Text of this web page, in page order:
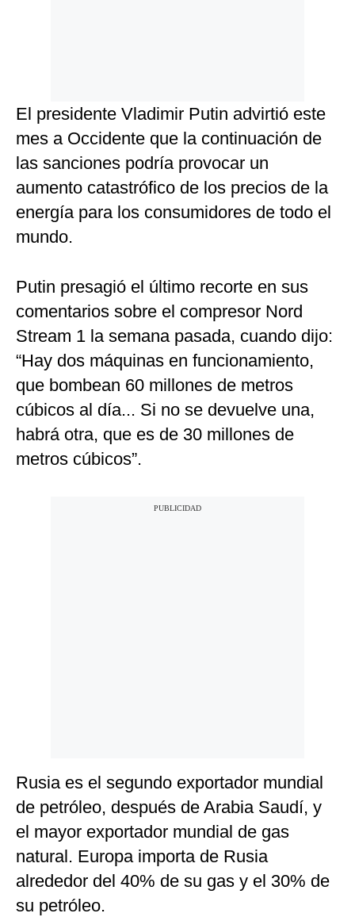
El presidente Vladimir Putin advirtió este
mes a Occidente que la continuación de
las sanciones podría provocar un
aumento catastrófico de los precios de la
energía para los consumidores de todo el
mundo.
Putin presagió el último recorte en sus
comentarios sobre el compresor Nord
Stream 1 la semana pasada, cuando dijo:
“Hay dos máquinas en funcionamiento,
que bombean 60 millones de metros
cúbicos al día... Si no se devuelve una,
habrá otra, que es de 30 millones de
metros cúbicos”.
Rusia es el segundo exportador mundial
de petróleo, después de Arabia Saudí, y
el mayor exportador mundial de gas
natural. Europa importa de Rusia
alrededor del 40% de su gas y el 30% de
su petróleo.